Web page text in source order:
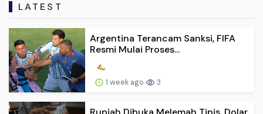
LATEST
Argentina Terancam Sanksi, FIFA
Resmi Mulai Proses...
1 week ago 3